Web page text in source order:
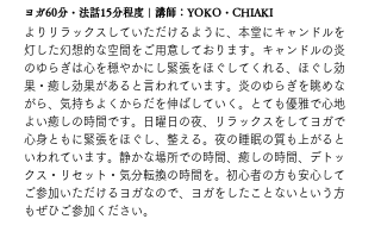
ヨガ60分・法話15分程度｜ 講師：YOKO・CHIAKI
よりリラックスしていただけるように、本堂にキャンドルを
灯した幻想的な空間をご用意しております。キャンドルの炎
のゆらぎは心を穏やかにし緊張をほぐしてくれる、ほぐし効
果・癒し効果があると言われています。炎のゆらぎを眺めな
がら、気持ちよくからだを伸ばしていく。とても優雅で心地
よい癒しの時間です。日曜日の夜、リラックスをしてヨガで
心身ともに緊張をほぐし、整える。夜の睡眠の質も上がると
いわれています。静かな場所での時間、癒しの時間、デトッ
クス・リセット・気分転換の時間を。初心者の方も安心して
ご参加いただけるヨガなので、ヨガをしたことないという方
もぜひご参加ください。